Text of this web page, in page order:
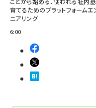
育てるためのプラットフォームエ
ニアリング
6:00